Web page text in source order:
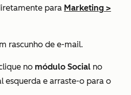
para Marketing >
rascunho de e-mail.
no módulo Social no
esquerda e arraste-o para o